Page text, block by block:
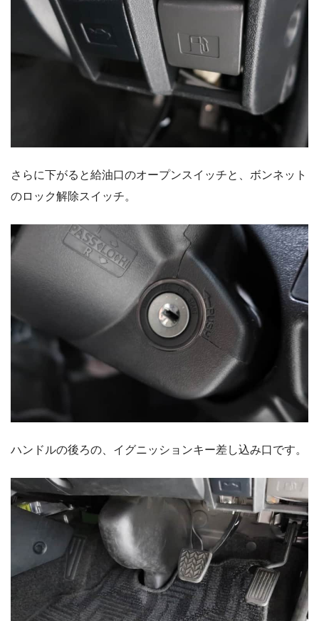
さらに下がると給油口のオープンスイッチと、ボンネット
のロック解除スイッチ。
ハンドルの後ろの、イグニッションキー差し込み口です。